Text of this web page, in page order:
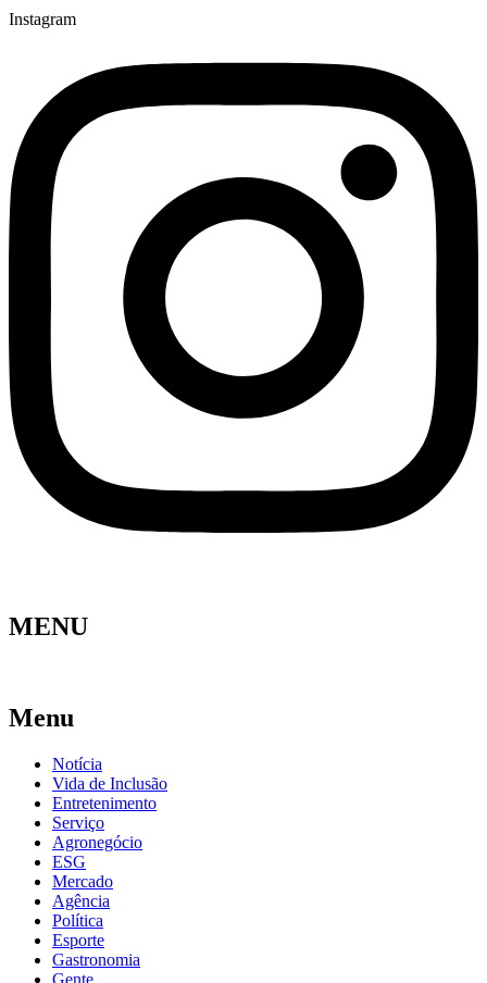
Instagram
MENU
Menu
Notícia
Vida de Inclusão
Entretenimento
Serviço
Agronegócio
ESG
Mercado
Agência
Política
Esporte
Gastronomia